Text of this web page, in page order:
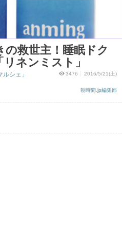
の救世主！睡眠ドク
ネンミスト」
3476 2016/5/21(土)
朝時間.jp編集部
シェ」